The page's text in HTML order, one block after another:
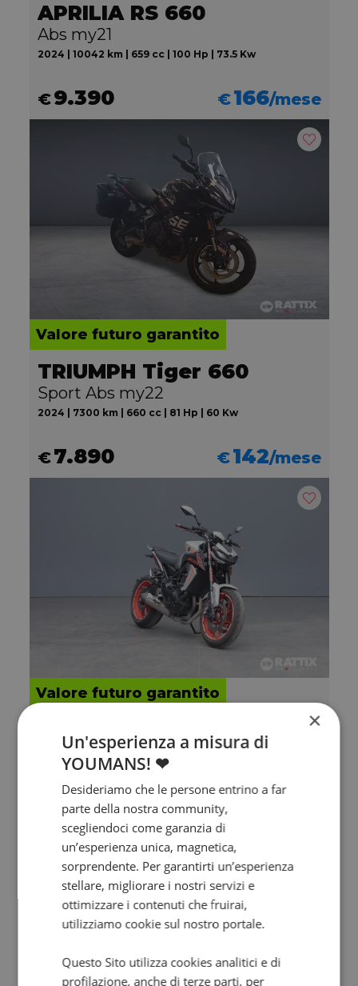
APRILIA RS 660
Abs my21
2024 | 10042 km | 659 cc | 100 Hp | 73.5 Kw
€9.390 €166/mese
Valore futuro garantito
TRIUMPH Tiger 660
Sport Abs my22
2024 | 7300 km | 660 cc | 81 Hp | 60 Kw
€7.890 €142/mese
Valore futuro garantito
YAMAHA MT-09 850
MT-09 850 Abs my17
2019 | 43229 km | 847 cc | 115 Hp | 84.6 Kw
6.900 €126.4
×
Un'esperienza a misura di
YOUMANS! ❤
Desideriamo che le persone entrino a far
parte della nostra community,
scegliendoci come garanzia di
un’esperienza unica, magnetica,
sorprendente. Per garantirti un’esperienza
stellare, migliorare i nostri servizi e
ottimizzare i contenuti che fruirai,
utilizziamo cookie sul nostro portale.
Questo Sito utilizza cookies analitici e di
profilazione, anche di terze parti, per